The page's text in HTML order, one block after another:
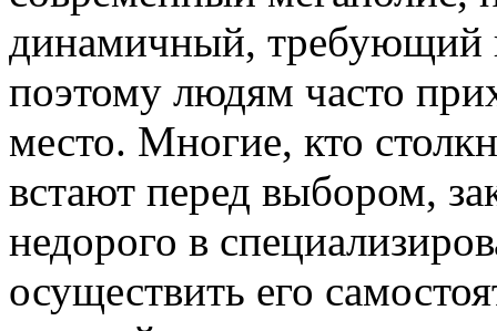
динамичный, требующий
поэтому людям часто
место. Многие, кто
встают перед выбором,
недорого в
осуществить его